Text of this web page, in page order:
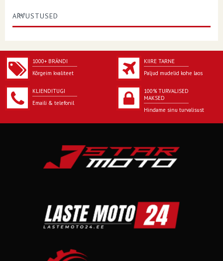
ARVUSTUSED
1000+ BRÄNDI
Kõrgeim kvaliteet
KIIRE TARNE
Paljud mudelid kohe laos
KLIENDITUGI
Emaili & telefonil
100% TURVALISED
MAKSED
Hindame sinu turvalisust